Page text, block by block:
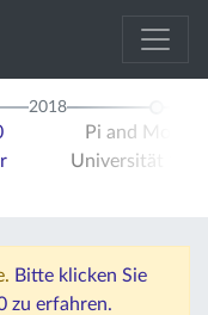
2018
Pi and More
Universität
Bitte klicken Sie
zu erfahren.